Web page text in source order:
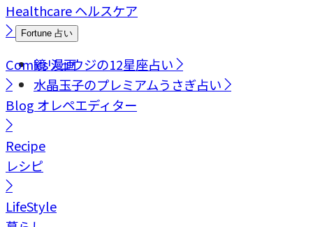
Healthcareヘルスケア
Fortune 占い
鏡リュウジの12星座占い
水晶玉子のプレミアムうさぎ占い
Comics漫画
Blog オレペエディター
Recipe
レシピ
LifeStyle